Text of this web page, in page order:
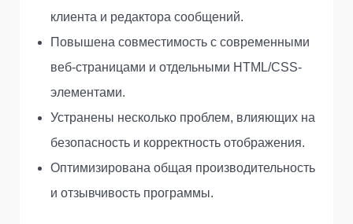
клиента и редактора сообщений.
Повышена совместимость с современными
веб-страницами и отдельными HTML/CSS-
элементами.
Устранены несколько проблем, влияющих на
безопасность и корректность отображения.
Оптимизирована общая производительность
и отзывчивость программы.